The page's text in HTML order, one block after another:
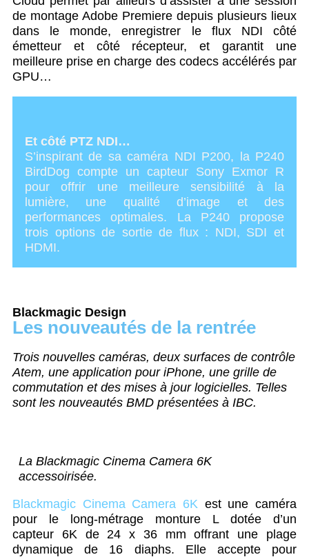
de montage Adobe Premiere depuis plusieurs lieux
dans le monde, enregistrer le flux NDI côté
émetteur et côté récepteur, et garantit une
meilleure prise en charge des codecs accélérés par
GPU…
Et côté PTZ NDI…
S’inspirant de sa caméra NDI P200, la P240
BirdDog compte un capteur Sony Exmor R
pour offrir une meilleure sensibilité à la
lumière, une qualité d’image et des
performances optimales. La P240 propose
trois options de sortie de flux : NDI, SDI et
HDMI.
Blackmagic Design
Les nouveautés de la rentrée
Trois nouvelles caméras, deux surfaces de contrôle
Atem, une application pour iPhone, une grille de
commutation et des mises à jour logicielles. Telles
sont les nouveautés BMD présentées à IBC.
La Blackmagic Cinema Camera 6K
accessoirisée.
Blackmagic Cinema Camera 6K est une caméra
pour le long-métrage monture L dotée d’un
capteur 6K de 24 x 36 mm offrant une plage
dynamique de 16 diaphs. Elle accepte pour